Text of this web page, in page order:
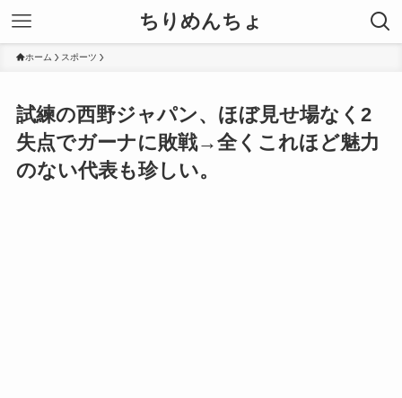
ちりめんちょ
ホーム スポーツ
試練の西野ジャパン、ほぼ見せ場なく2
失点でガーナに敗戦→全くこれほど魅力
のない代表も珍しい。